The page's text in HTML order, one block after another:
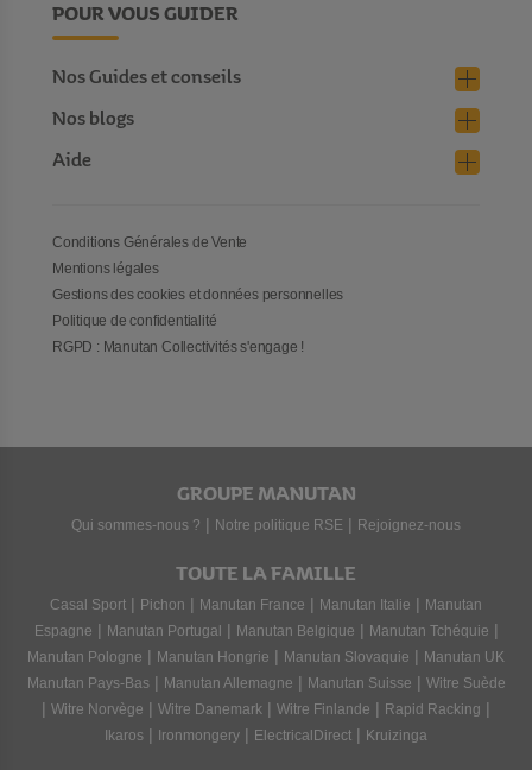
POUR VOUS GUIDER
Nos Guides et conseils
Nos blogs
Aide
Conditions Générales de Vente
Mentions légales
Gestions des cookies et données personnelles
Politique de confidentialité
RGPD : Manutan Collectivités s'engage !
GROUPE MANUTAN
Qui sommes-nous ? | Notre politique RSE | Rejoignez-nous
TOUTE LA FAMILLE
Casal Sport | Pichon | Manutan France | Manutan Italie | Manutan
Espagne | Manutan Portugal | Manutan Belgique | Manutan Tchéquie |
Manutan Pologne | Manutan Hongrie | Manutan Slovaquie | Manutan UK
Manutan Pays-Bas | Manutan Allemagne | Manutan Suisse | Witre Suède
| Witre Norvège | Witre Danemark | Witre Finlande | Rapid Racking |
Ikaros | Ironmongery | ElectricalDirect | Kruizinga